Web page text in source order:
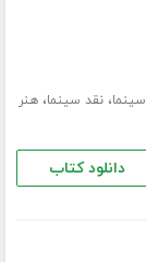
،نقد سینما،هنر
دانلود کتاب